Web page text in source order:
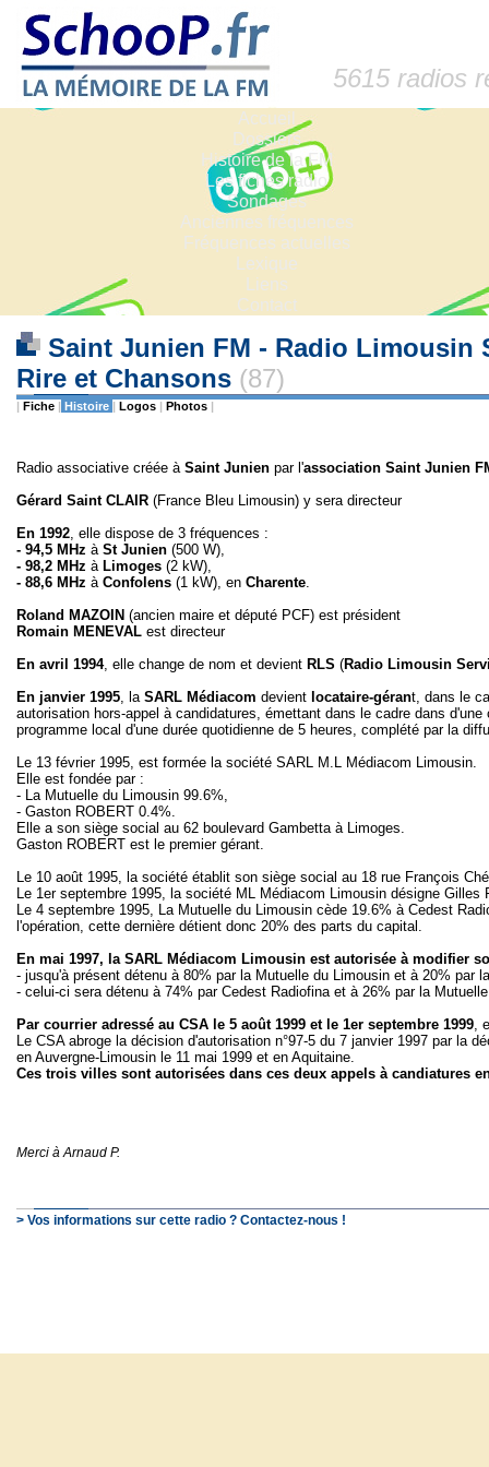
5615 radios
Accueil
Dossiers
Histoire de la FM
Les fiches radio
Sondages
Anciennes fréquences
Fréquences actuelles
Lexique
Liens
Contact
Saint Junien FM - Radio Limousin
Rire et Chansons (87)
| Fiche | Histoire | Logos | Photos |
Radio associative créée à Saint Junien par l'association Saint Junien
Gérard Saint CLAIR (France Bleu Limousin) y sera directeur
En 1992, elle dispose de 3 fréquences :
- 94,5 MHz àSt Junien (500 W),
- 98,2 MHz à Limoges (2 kW),
- 88,6 MHz à Confolens (1 kW), en Charente.
Roland MAZOIN (ancien maire et député PCF) est président
Romain MENEVAL est directeur
En avril 1994, elle change de nom et devient RLS (Radio Limousin
En janvier 1995, la SARL Médiacom devient locataire-gérant, dans le
autorisation hors-appel à candidatures, émettant dans le cadre dans
programme local d'une durée quotidienne de 5 heures, complété par la
Le 13 février 1995, est formée la société SARL M.L Médiacom Limousin.
Elle est fondée par :
- La Mutuelle du Limousin 99.6%,
- Gaston ROBERT 0.4%.
Elle a son siège social au 62 boulevard Gambetta à Limoges.
Gaston ROBERT est le premier gérant.
Le 10 août 1995, la société établit son siège social au 18 rue François
Le 1er septembre 1995, la société ML Médiacom Limousin désigne Gilles
Le 4 septembre 1995, La Mutuelle du Limousin cède 19.6% à Cedest
l'opération, cette dernière détient donc 20% des parts du capital.
En mai 1997, la SARL Médiacom Limousin est autorisée à modifier
- jusqu'à présent détenu à 80% par la Mutuelle du Limousin et à 20% par
- celui-ci sera détenu à 74% par Cedest Radiofina et à 26% par la
Par courrier adressé au CSA le 5 août 1999 et le 1er septembre 1999,
Le CSA abroge la décision d'autorisation n°97-5 du 7 janvier 1997 par la
en Auvergne-Limousin le 11 mai 1999 et en Aquitaine.
Ces trois villes sont autorisées dans ces deux appels à candiatures
Merci à Arnaud P.
> Vos informations sur cette radio ? Contactez-nous !